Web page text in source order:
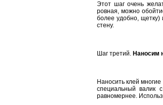
Этот шаг очень
ровная, можно
более удобно, щетку)
стену.
Шаг третий. Наносим
Наносить клей
специальный валик
равномернее.